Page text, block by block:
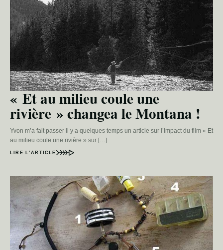
« Et au milieu coule une
rivière » changea le Montana !
Yvon m’a fait passer il y a quelques temps un article sur l’impact du film « Et
au milieu coule une rivière » sur […]
LIRE L’ARTICLE